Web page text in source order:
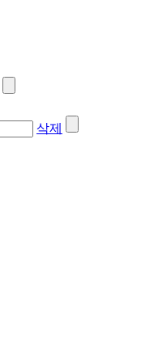
삭제